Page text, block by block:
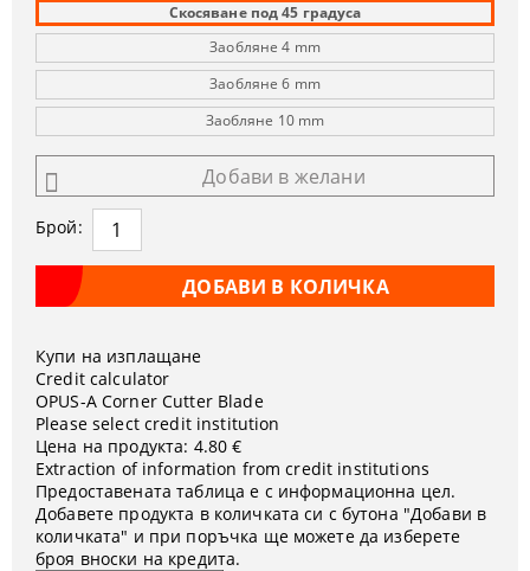
Скосяване под 45 градуса
Заобляне 4 mm
Заобляне 6 mm
Заоблянe 10 mm
Добави в желани
Брой:
Купи на изплащане
Credit calculator
OPUS-А Corner Cutter Blade
Please select credit institution
Цена на продукта: 4.80 €
Extraction of information from credit institutions
Предоставената таблица е с информационна цел.
Добавете продукта в количката си с бутона "Добави в
количката" и при поръчка ще можете да изберете
броя вноски на кредита.